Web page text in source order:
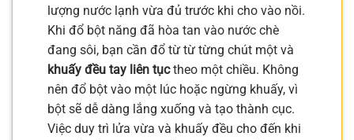
lượng nước lạnh vừa đủ trước khi cho vào nồi.
Khi đổ bột năng đã hòa tan vào nước chè
đang sôi, bạn cần đổ từ từ từng chút một và
khuấy đều tay liên tụctheo một chiều. Không
nên đổ bột vào một lúc hoặc ngừng khuấy, vì
bột sẽ dễ dàng lắng xuống và tạo thành cục.
Việc duy trì lửa vừa và khuấy đều cho đến khi